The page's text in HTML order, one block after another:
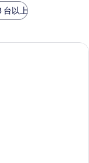
台以上
ーム2 禁煙 | セーフテ